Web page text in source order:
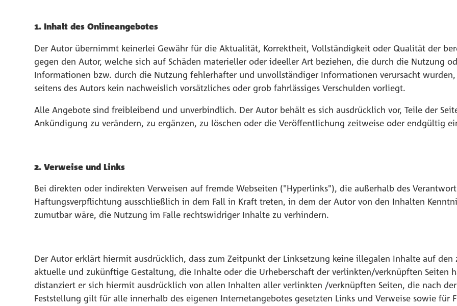
1. Inhalt des Onlineangebotes
Der Autor übernimmt keinerlei Gewähr für die Aktualität, Korrektheit, Vollständigkeit oder Qualität der
gegen den Autor, welche sich auf Schäden materieller oder ideeller Art beziehen, die durch die Nutzung
Informationen bzw. durch die Nutzung fehlerhafter und unvollständiger Informationen verursacht wurden,
seitens des Autors kein nachweislich vorsätzliches oder grob fahrlässiges Verschulden vorliegt.
Alle Angebote sind freibleibend und unverbindlich. Der Autor behält es sich ausdrücklich vor, Teile der
Ankündigung zu verändern, zu ergänzen, zu löschen oder die Veröffentlichung zeitweise oder endgültig
2. Verweise und Links
Bei direkten oder indirekten Verweisen auf fremde Webseiten ("Hyperlinks"), die außerhalb des
Haftungsverpflichtung ausschließlich in dem Fall in Kraft treten, in dem der Autor von den Inhalten
zumutbar wäre, die Nutzung im Falle rechtswidriger Inhalte zu verhindern.
Der Autor erklärt hiermit ausdrücklich, dass zum Zeitpunkt der Linksetzung keine illegalen Inhalte auf
aktuelle und zukünftige Gestaltung, die Inhalte oder die Urheberschaft der verlinkten/verknüpften Seiten
distanziert er sich hiermit ausdrücklich von allen Inhalten aller verlinkten /verknüpften Seiten, die nach
Feststellung gilt für alle innerhalb des eigenen Internetangebotes gesetzten Links und Verweise sowie für